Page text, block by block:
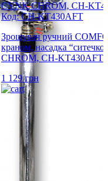
Код: CH-KT430AFT
Зрошувач ручний
краном, насадка
CHROM, CH-KT430AFT
1 129грн